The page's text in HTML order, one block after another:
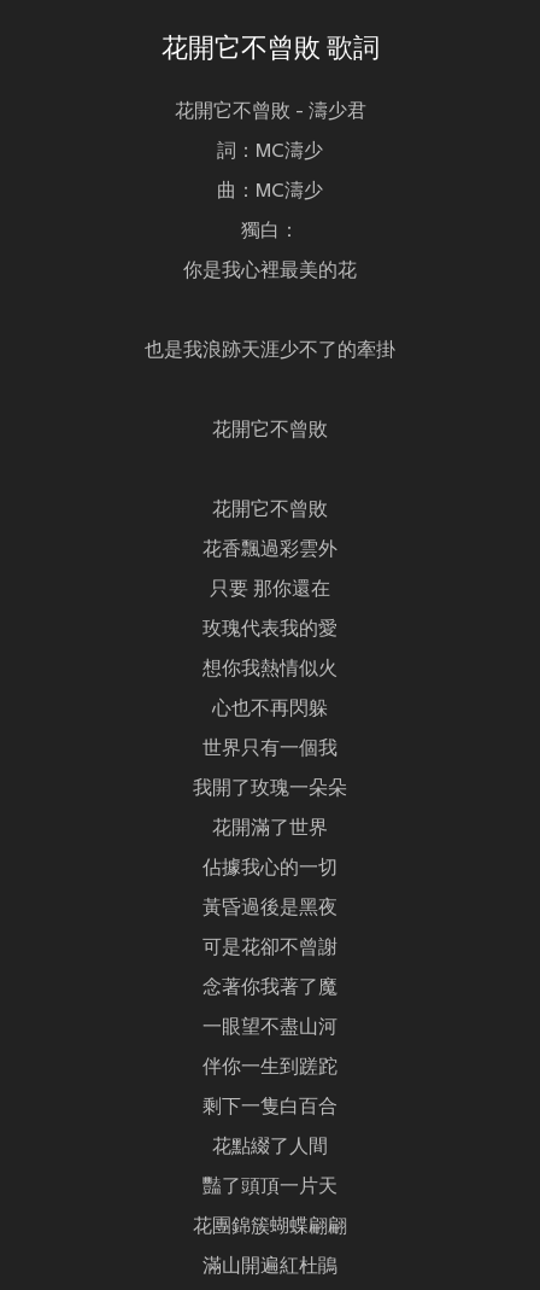
花開它不曾敗 歌詞
花開它不曾敗 - 濤少君
詞：MC濤少
曲：MC濤少
獨白：
你是我心裡最美的花
也是我浪跡天涯少不了的牽掛
花開它不曾敗
花開它不曾敗
花香飄過彩雲外
只要 那你還在
玫瑰代表我的愛
想你我熱情似火
心也不再閃躲
世界只有一個我
我開了玫瑰一朵朵
花開滿了世界
佔據我心的一切
黃昏過後是黑夜
可是花卻不曾謝
念著你我著了魔
一眼望不盡山河
伴你一生到蹉跎
剩下一隻白百合
花點綴了人間
豔了頭頂一片天
花團錦簇蝴蝶翩翩
滿山開遍紅杜鵑